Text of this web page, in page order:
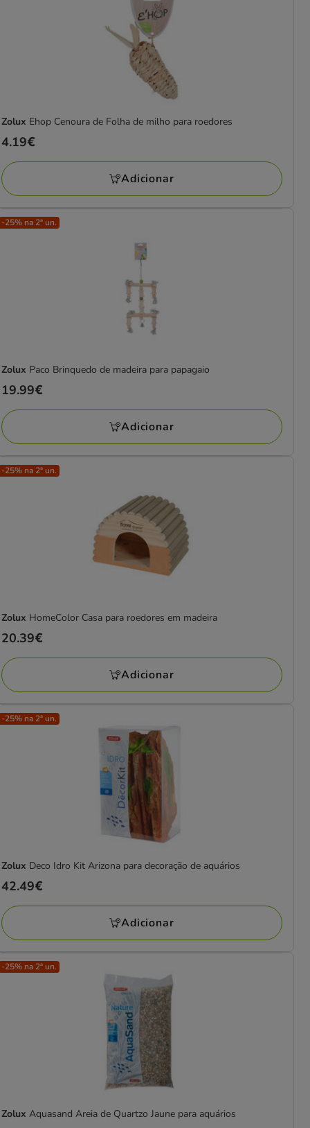
Zolux Ehop Cenoura de Folha de milho para roedores
Preço
4.19€
4.19€
Adicionar
-25% na 2ª un.
Zolux Paco Brinquedo de madeira para papagaio
Preço
19.99€
19.99€
Adicionar
-25% na 2ª un.
Zolux HomeColor Casa para roedores em madeira
Preço
20.39€
20.39€
Adicionar
-25% na 2ª un.
Zolux Deco Idro Kit Arizona para decoração de aquários
Preço
42.49€
42.49€
Adicionar
-25% na 2ª un.
Zolux Aquasand Areia de Quartzo Jaune para aquários